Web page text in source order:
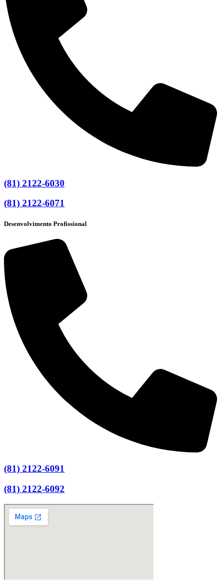
(81) 2122-6030
(81) 2122-6071
Desenvolvimento Profissional
(81) 2122-6091
(81) 2122-6092